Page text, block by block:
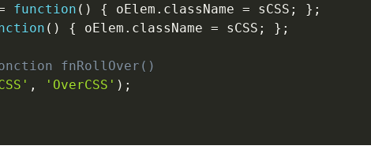
function ( ) { oElem . className = sCSS ; } ;
( ) { oElem . className = sCSS ; } ;
fnRollOver()
, 'OverCSS' ) ;